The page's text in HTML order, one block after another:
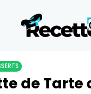
de Tarte